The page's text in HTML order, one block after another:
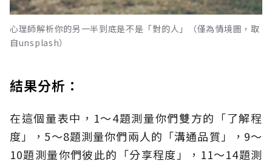
心理師解析你的另一半到底是不是「對的人」（僅為情境圖，取
自unsplash）
結果分析：
在這個量表中，1～4題測量你們雙方的「了解程
度」，5～8題測量你們兩人的「溝通品質」，9～
10題測量你們彼此的「分享程度」，11～14題測